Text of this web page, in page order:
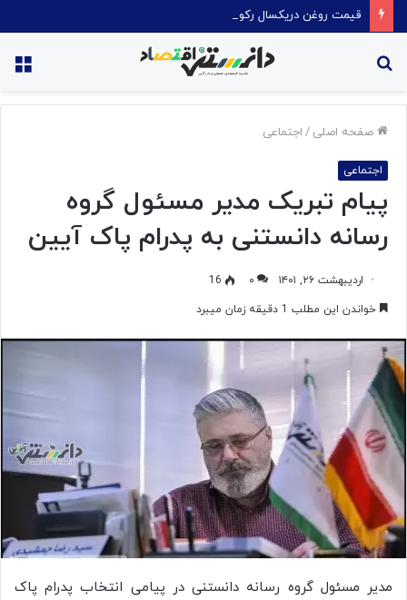
قیمت روغن دریکسال رکورد زد
صفحه اصلی / اجتماعی
اجتماعی
پیام تبریک مدیر مسئول گروه
رسانه دانستنی به پدرام پاک آیین
اردیبهشت ۲۶, ۱۴۰۱ ۰
16
خواندن این مطلب 1 دقیقه زمان میبرد
مدیر مسئول گروه رسانه دانستنی در پیامی انتخاب پدرام پاک